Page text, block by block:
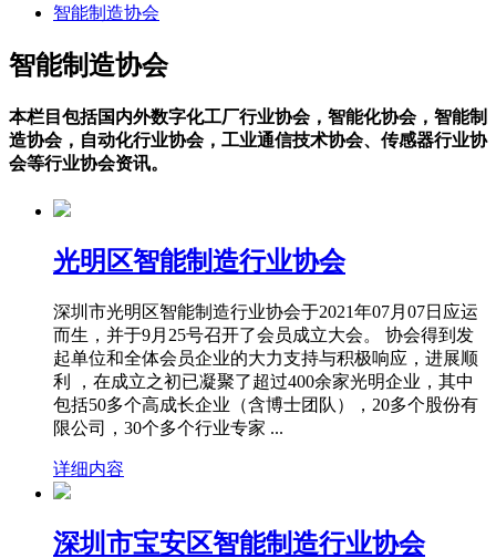
智能制造协会
智能制造协会
本栏目包括国内外数字化工厂行业协会，智能化协会，智能制
造协会，自动化行业协会，工业通信技术协会、传感器行业协
会等行业协会资讯。
光明区智能制造行业协会
深圳市光明区智能制造行业协会于2021年07月07日应运
而生，并于9月25号召开了会员成立大会。 协会得到发
起单位和全体会员企业的大力支持与积极响应，进展顺
利 ，在成立之初已凝聚了超过400余家光明企业，其中
包括50多个高成长企业（含博士团队），20多个股份有
限公司，30个多个行业专家 ...
详细内容
深圳市宝安区智能制造行业协会